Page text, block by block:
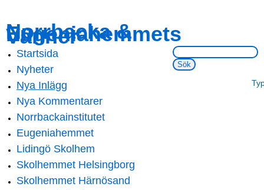
main
content
navigation
Norrbacka &
Eugeniahemmets
Vänner
Sök på webbsidan:
Main menu
Startsida
Nyheter
Nya Inlägg
Nya Kommentarer
Norrbackainstitutet
Eugeniahemmet
Lidingö Skolhem
Skolhemmet Helsingborg
Skolhemmet Härnösand